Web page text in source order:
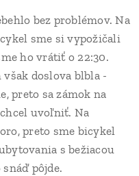
bez problémov. Na
sme si vypožičali
ho vrátiť o 22:30.
doslova blbla -
preto sa zámok na
uvoľniť. Na
preto sme bicykel
s bežiacou
pôjde.